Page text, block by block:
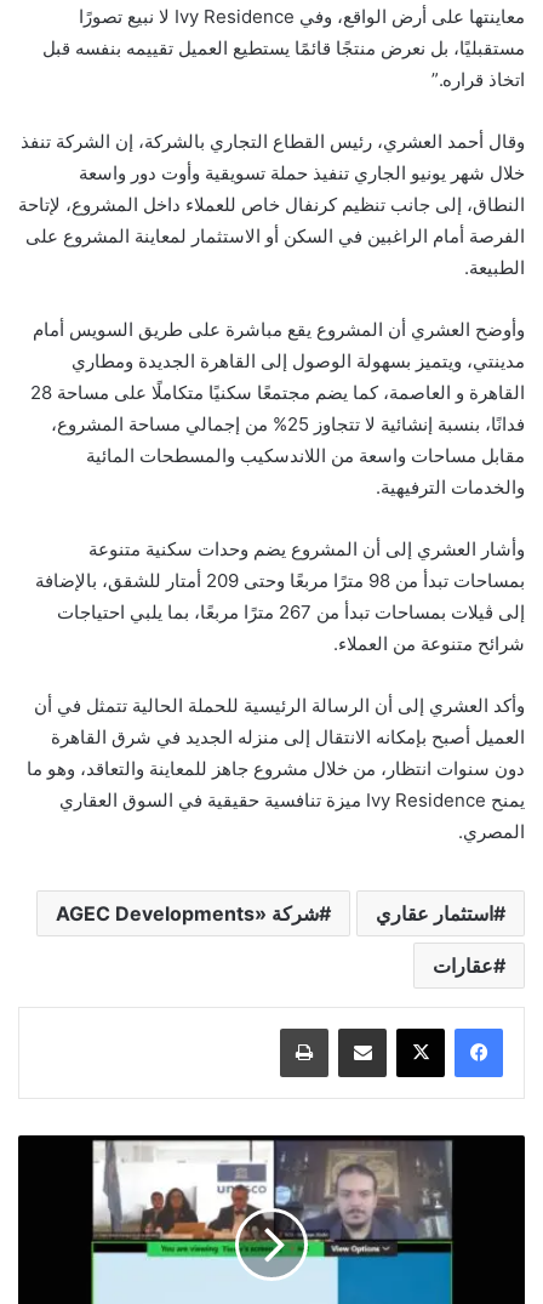
معاينتها على أرض الواقع، وفي Ivy Residence لا نبيع تصورًا
مستقبليًا، بل نعرض منتجًا قائمًا يستطيع العميل تقييمه بنفسه قبل
اتخاذ قراره.”
وقال أحمد العشري، رئيس القطاع التجاري بالشركة، إن الشركة تنفذ
خلال شهر يونيو الجاري تنفيذ حملة تسويقية وأوت دور واسعة
النطاق، إلى جانب تنظيم كرنفال خاص للعملاء داخل المشروع، لإتاحة
الفرصة أمام الراغبين في السكن أو الاستثمار لمعاينة المشروع على
الطبيعة.
وأوضح العشري أن المشروع يقع مباشرة على طريق السويس أمام
مدينتي، ويتميز بسهولة الوصول إلى القاهرة الجديدة ومطاري
القاهرة و العاصمة، كما يضم مجتمعًا سكنيًا متكاملًا على مساحة 28
فدانًا، بنسبة إنشائية لا تتجاوز 25% من إجمالي مساحة المشروع،
مقابل مساحات واسعة من اللاندسكيب والمسطحات المائية
والخدمات الترفيهية.
وأشار العشري إلى أن المشروع يضم وحدات سكنية متنوعة
بمساحات تبدأ من 98 مترًا مربعًا وحتى 209 أمتار للشقق، بالإضافة
إلى ڤيلات بمساحات تبدأ من 267 مترًا مربعًا، بما يلبي احتياجات
شرائح متنوعة من العملاء.
وأكد العشري إلى أن الرسالة الرئيسية للحملة الحالية تتمثل في أن
العميل أصبح بإمكانه الانتقال إلى منزله الجديد في شرق القاهرة
دون سنوات انتظار، من خلال مشروع جاهز للمعاينة والتعاقد، وهو ما
يمنح Ivy Residence ميزة تنافسية حقيقية في السوق العقاري
المصري.
استثمار عقاري شركة «AGEC Developments
عقارات
مشاركة عبر البريد طباعة